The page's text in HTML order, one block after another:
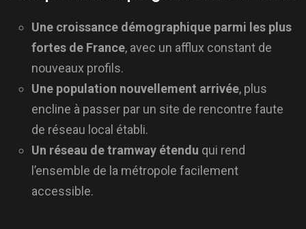
Une croissance démographique parmi les plus
fortes de France, avec un afflux constant de
nouveaux profils.
Une population nouvellement arrivée, plus
encline à passer par un site de rencontre faute
de réseau local établi.
Un réseau de tramway étendu qui rend
l’ensemble de la métropole facilement
accessible.